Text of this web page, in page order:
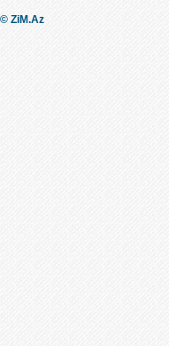
© ZiM.Az